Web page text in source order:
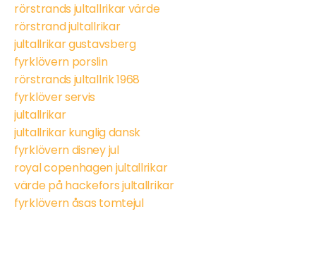
rörstrands jultallrikar värde
rörstrand jultallrikar
jultallrikar gustavsberg
fyrklövern porslin
rörstrands jultallrik 1968
fyrklöver servis
jultallrikar
jultallrikar kunglig dansk
fyrklövern disney jul
royal copenhagen jultallrikar
värde på hackefors jultallrikar
fyrklövern åsas tomtejul